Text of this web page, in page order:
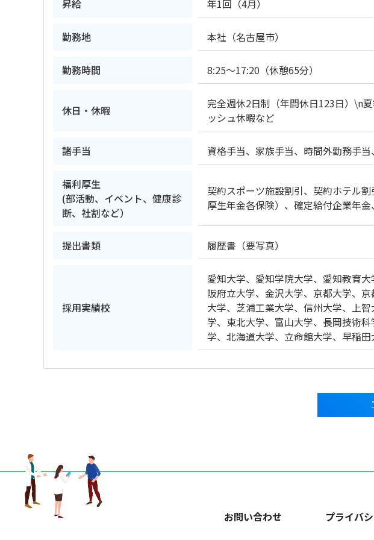
昇給 年1回（4月）
勤務地 本社（名古屋市）
勤務時間 8:25～17:20（休憩65分）
休日・休暇
完全週休2日制（年間休日123日）\n
ッシュ休暇など
諸手当 資格手当、家族手当、時間外勤務手
福利厚生
(部活動、イベント、健康診
断、社割など）
契約スポーツ施設割引、契約ホテル
厚生年金各保険）、確定給付企業年
提出書類 履歴書（要写真）
採用実績校
愛知大学、愛知学院大学、愛知教育
阪府立大学、金沢大学、京都大学、
大学、芝浦工業大学、信州大学、上
学、東北大学、富山大学、長岡技術
学、北海道大学、立命館大学、早稲田
お問い合わせ プライバ